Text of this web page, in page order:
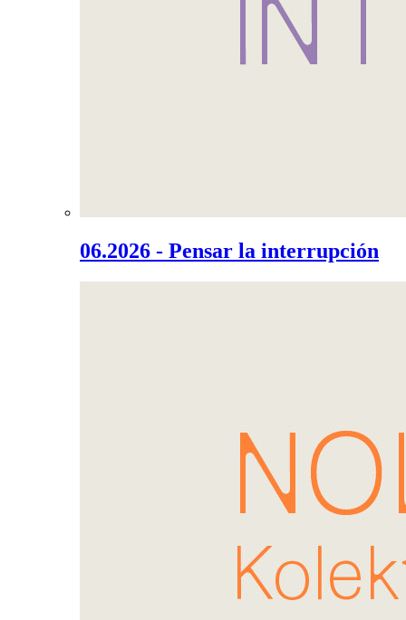
06.2026 - Pensar la interrupción